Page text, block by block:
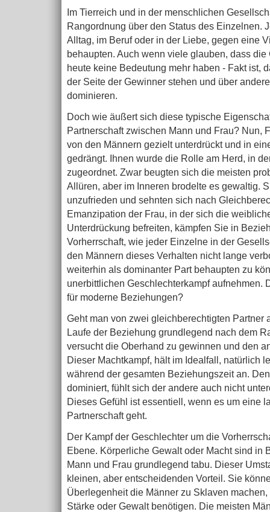
Im Tierreich und in der menschlichen
Rangordnung über den Status des Einzelnen.
Alltag, im Beruf oder in der Liebe, gegen eine
behaupten. Auch wenn viele glauben, dass die
heute keine Bedeutung mehr haben - Fakt ist,
der Seite der Gewinner stehen und über
dominieren.
Doch wie äußert sich diese typische
Partnerschaft zwischen Mann und Frau? Nun,
von den Männern gezielt unterdrückt und in
gedrängt. Ihnen wurde die Rolle am Herd, in
zugeordnet. Zwar beugten sich die meisten
Allüren, aber im Inneren brodelte es gewaltig.
unzufrieden und sehnten sich nach
Emanzipation der Frau, in der sich die
Unterdrückung befreiten, kämpfen Sie in
Vorherrschaft, wie jeder Einzelne in der
den Männern dieses Verhalten nicht lange
weiterhin als dominanter Part behaupten zu
unerbittlichen Geschlechterkampf aufnehmen.
für moderne Beziehungen?
Geht man von zwei gleichberechtigten Partner
Laufe der Beziehung grundlegend nach dem
versucht die Oberhand zu gewinnen und den
Dieser Machtkampf, hält im Idealfall, natürlich
während der gesamten Beziehungszeit an.
dominiert, fühlt sich der andere auch nicht
Dieses Gefühl ist essentiell, wenn es um eine
Partnerschaft geht.
Der Kampf der Geschlechter um die
Ebene. Körperliche Gewalt oder Macht sind in
Mann und Frau grundlegend tabu. Dieser
kleinen, aber entscheidenden Vorteil. Sie
Überlegenheit die Männer zu Sklaven
Stärke oder Gewalt benötigen. Die meisten